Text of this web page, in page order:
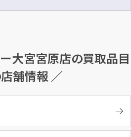
大宮宮原店の買取品目
舗情報 ／